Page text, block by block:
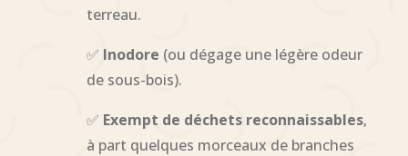
terreau.
✅ Inodore (ou dégage une légère odeur
de sous-bois).
✅ Exempt de déchets reconnaissables,
à part quelques morceaux de branches